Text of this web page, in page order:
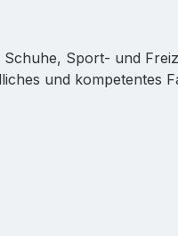
Sport- und
und kompetentes